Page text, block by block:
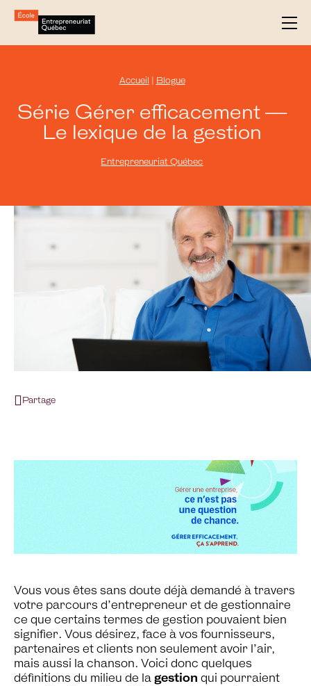
Accueil | Blogue
Série Gérer efficacement —
Le lexique de la gestion
Entrepreneuriat Québec
Partage
Vous vous êtes sans doute déjà demandé à travers
votre parcours d’entrepreneur et de gestionnaire
ce que certains termes de gestion pouvaient bien
signifier. Vous désirez, face à vos fournisseurs,
partenaires et clients non seulement avoir l’air,
mais aussi la chanson. Voici donc quelques
définitions du milieu de la gestion qui pourraient